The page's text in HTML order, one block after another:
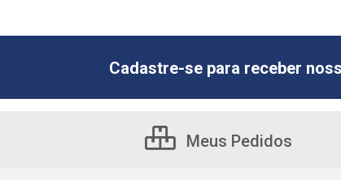
Cadastre-se para receber
Meus Pedidos